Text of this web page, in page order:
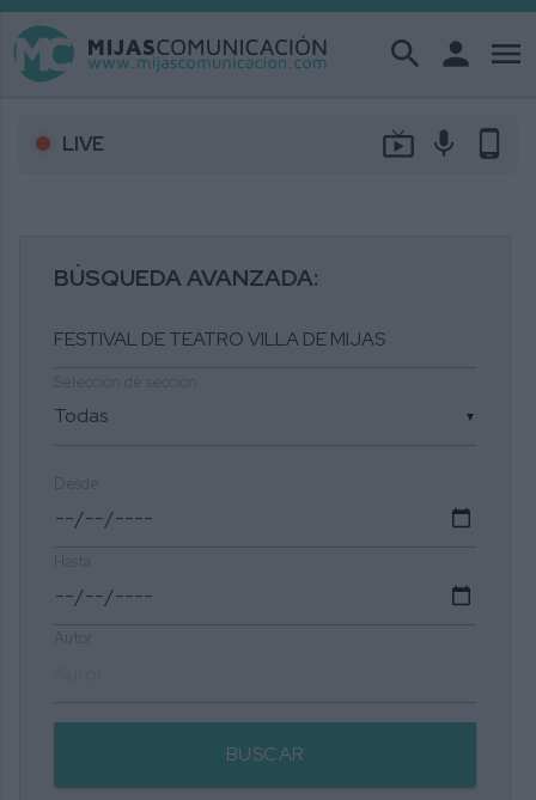
search person menu
LIVE live_tv mic phone_android
BÚSQUEDA AVANZADA:
▼
BUSCAR